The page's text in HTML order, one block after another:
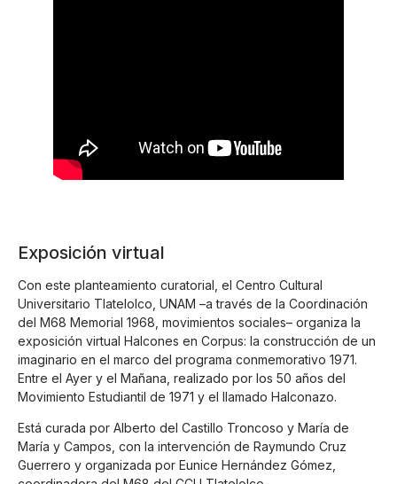
Exposición virtual
Con este planteamiento curatorial, el Centro Cultural
Universitario Tlatelolco, UNAM –a través de la Coordinación
del M68 Memorial 1968, movimientos sociales– organiza la
exposición virtual Halcones en Corpus: la construcción de un
imaginario en el marco del programa conmemorativo 1971.
Entre el Ayer y el Mañana, realizado por los 50 años del
Movimiento Estudiantil de 1971 y el llamado Halconazo.
Está curada por Alberto del Castillo Troncoso y María de
María y Campos, con la intervención de Raymundo Cruz
Guerrero y organizada por Eunice Hernández Gómez,